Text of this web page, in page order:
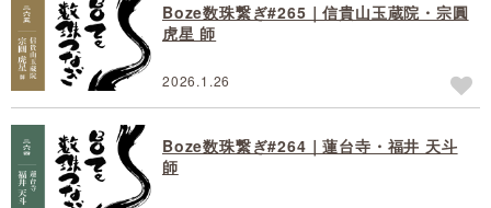
Boze数珠繋ぎ#265｜信貴山玉蔵院・宗圓
虎星 師
2026.1.26
Boze数珠繋ぎ#264｜蓮台寺・福井 天斗
師